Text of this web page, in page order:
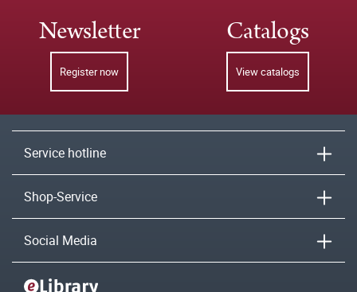
Newsletter
Register now
Catalogs
View catalogs
Service hotline
Shop-Service
Social Media